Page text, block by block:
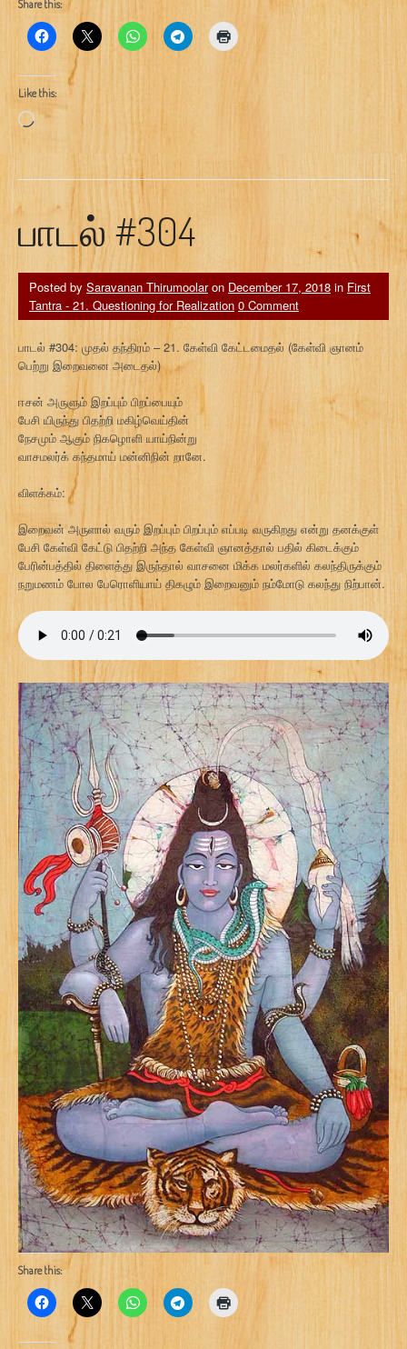
Share this:
Like this:
Loading…
பாடல் #304
Posted by Saravanan Thirumoolaron December 17, 2018 in First
Tantra - 21. Questioning for Realization 0 Comment
பாடல் #304: முதல் தந்திரம் – 21. கேள்வி கேட்டமைதல் (கேள்வி ஞானம்
பெற்று இறைவனை அடைதல்)
ஈசன் அருளும் இறப்பும் பிறப்பையும்
பேசி யிருந்து பிதற்றி மகிழ்வெய்தின்
நேசமும் ஆகும் நிகழொளி யாய்நின்று
வாசமலர்க் கந்தமாய் மன்னிநின் றானே.
விளக்கம்:
இறைவன் அருளால் வரும் இறப்பும் பிறப்பும் எப்படி வருகிறது என்று தனக்குள்
பேசி கேள்வி கேட்டு பிதற்றி அந்த கேள்வி ஞானத்தால் பதில் கிடைக்கும்
பேரின்பத்தில் திளைத்து இருந்தால் வாசனை மிக்க மலர்களில் கலந்திருக்கும்
நறுமணம் போல பேரொளியாய் திகழும் இறைவனும் நம்மோடு கலந்து நிற்பான்.
Share this: